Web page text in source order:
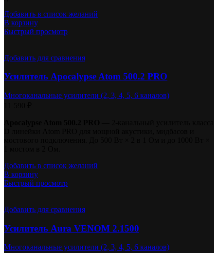
Добавить в список желаний
В корзину
Быстрый просмотр
Добавить для сравнения
Усилитель Apocalypse Atom 500.2 PRO
Многоканальные усилители (2, 3, 4, 5, 6 каналов)
Добавить в список желаний
В корзину
Быстрый просмотр
Добавить для сравнения
Усилитель Aura VENOM 2.1500
Многоканальные усилители (2, 3, 4, 5, 6 каналов)